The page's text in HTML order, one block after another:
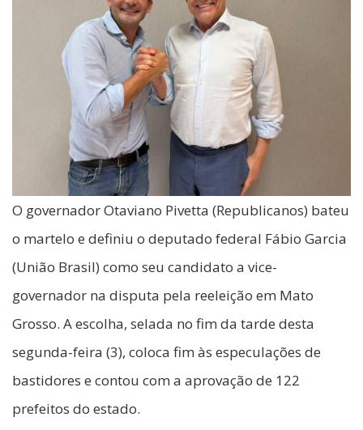
O governador Otaviano Pivetta (Republicanos) bateu
o martelo e definiu o deputado federal Fábio Garcia
(União Brasil) como seu candidato a vice-
governador na disputa pela reeleição em Mato
Grosso. A escolha, selada no fim da tarde desta
segunda-feira (3), coloca fim às especulações de
bastidores e contou com a aprovação de 122
prefeitos do estado.